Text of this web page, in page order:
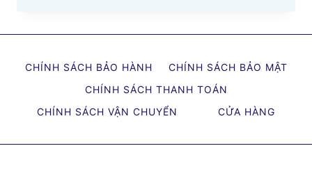
BỊ
NÊN
LÀM
CHÍNH SÁCH BẢO HÀNH
CHÍNH SÁCH BẢO MẬT
CHÍNH SÁCH THANH TOÁN
CHÍNH SÁCH VẬN CHUYỂN
CỬA HÀNG